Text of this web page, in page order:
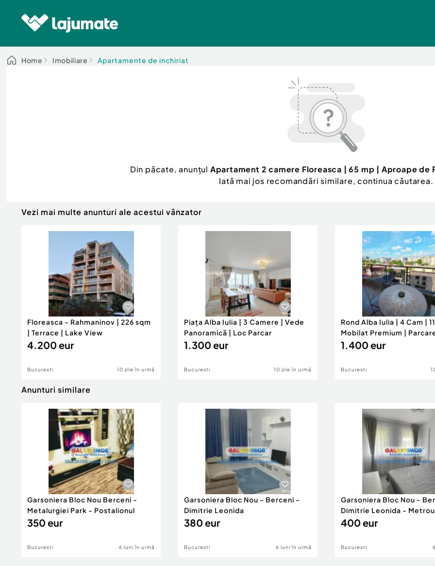
Home Imobiliare Apartamente de inchiriat
Din păcate, anunțul Apartament 2 camere Floreasca | 65 mp | Aproape de
Iată mai jos recomandări similare, continua căutarea.
Vezi mai multe anunturi ale acestui vânzator
Floreasca - Rahmaninov | 226 sqm
| Terrace | Lake View
4.200 eur
Bucuresti 10 zile în urmă
Piața Alba Iulia | 3 Camere | Vede
Panoramică | Loc Parcar
1.300 eur
Bucuresti 10 zile în urmă
Rond Alba Iulia | 4 Cam |
Mobilat Premium |
1.400 eur
Bucuresti
Anunturi similare
Garsoniera Bloc Nou Berceni -
Metalurgiei Park - Postalionul
350 eur
Bucuresti 6 luni în urmă
Garsoniera Bloc Nou - Berceni -
Dimitrie Leonida
380 eur
Bucuresti 6 luni în urmă
Garsoniera Bloc Nou -
Dimitrie Leonida -
400 eur
Bucuresti